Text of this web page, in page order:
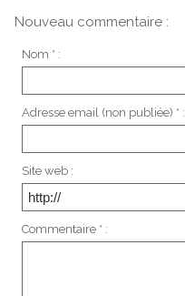
Nouveau commentaire :
Nom * :
Adresse email (non publiée) * :
Site web :
Commentaire * :